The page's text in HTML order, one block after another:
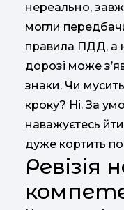
нереально,
могли
правила ПДД, а
дорозі може
знаки. Чи
кроку? Ні. За
наважуєтесь
дуже кортить
Ревізія